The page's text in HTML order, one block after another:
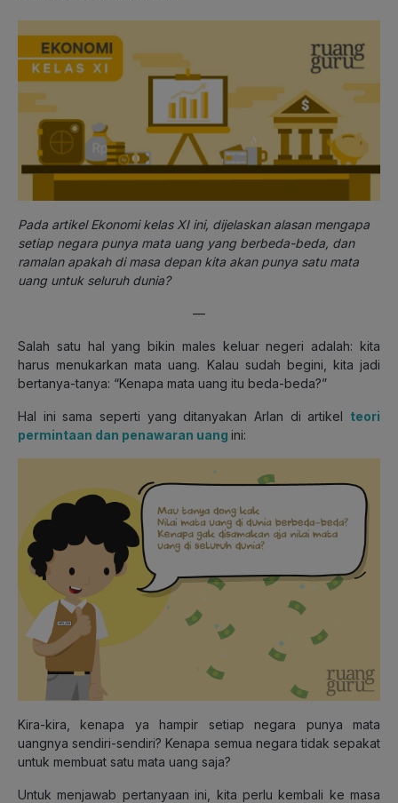
Pada artikel Ekonomi kelas XI ini, dijelaskan alasan mengapa
setiap negara punya mata uang yang berbeda-beda, dan
ramalan apakah di masa depan kita akan punya satu mata
uang untuk seluruh dunia?
—
Salah satu hal yang bikin males keluar negeri adalah: kita
harus menukarkan mata uang. Kalau sudah begini, kita jadi
bertanya-tanya: “Kenapa mata uang itu beda-beda?”
Hal ini sama seperti yang ditanyakan Arlan di artikel teori
permintaan dan penawaran uang ini:
Kira-kira, kenapa ya hampir setiap negara punya mata
uangnya sendiri-sendiri? Kenapa semua negara tidak sepakat
untuk membuat satu mata uang saja?
Untuk menjawab pertanyaan ini, kita perlu kembali ke masa